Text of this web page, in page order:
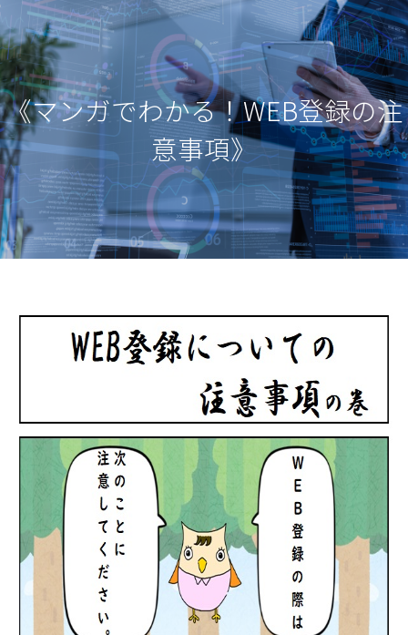
《マンガでわかる！WEB登録の注
意事項》